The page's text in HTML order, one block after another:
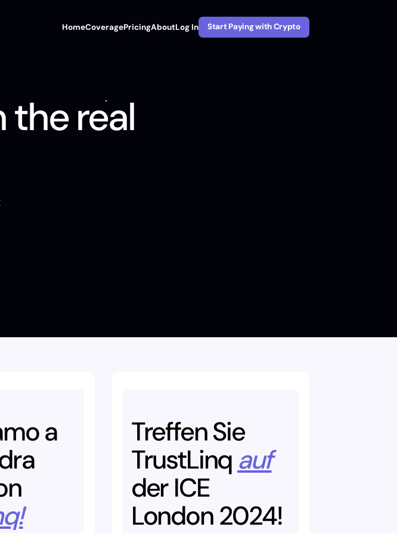
HomeCoveragePricingAboutLog In Start Paying with Crypto
real
a
TreffenSie
TrustLinq auf
der ICE
London 2024!